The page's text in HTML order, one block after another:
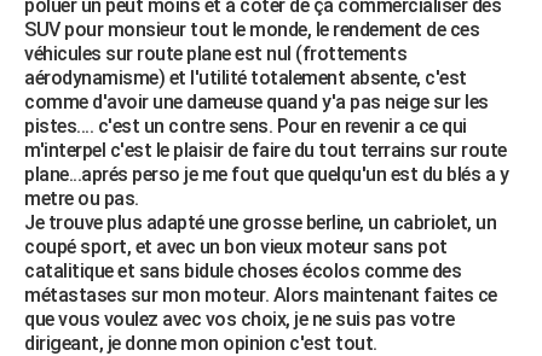
poluer un peut moins et à coter de ça commercialiser des
SUV pour monsieur tout le monde, le rendement de ces
véhicules sur route plane est nul (frottements
aérodynamisme) et l'utilité totalement absente, c'est
comme d'avoir une dameuse quand y'a pas neige sur les
pistes.... c'est un contre sens. Pour en revenir a ce qui
m'interpel c'est le plaisir de faire du tout terrains sur route
plane...aprés perso je me fout que quelqu'un est du blés a y
metre ou pas.
Je trouve plus adapté une grosse berline, un cabriolet, un
coupé sport, et avec un bon vieux moteur sans pot
catalitique et sans bidule choses écolos comme des
métastases sur mon moteur. Alors maintenant faites ce
que vous voulez avec vos choix, je ne suis pas votre
dirigeant, je donne mon opinion c'est tout.